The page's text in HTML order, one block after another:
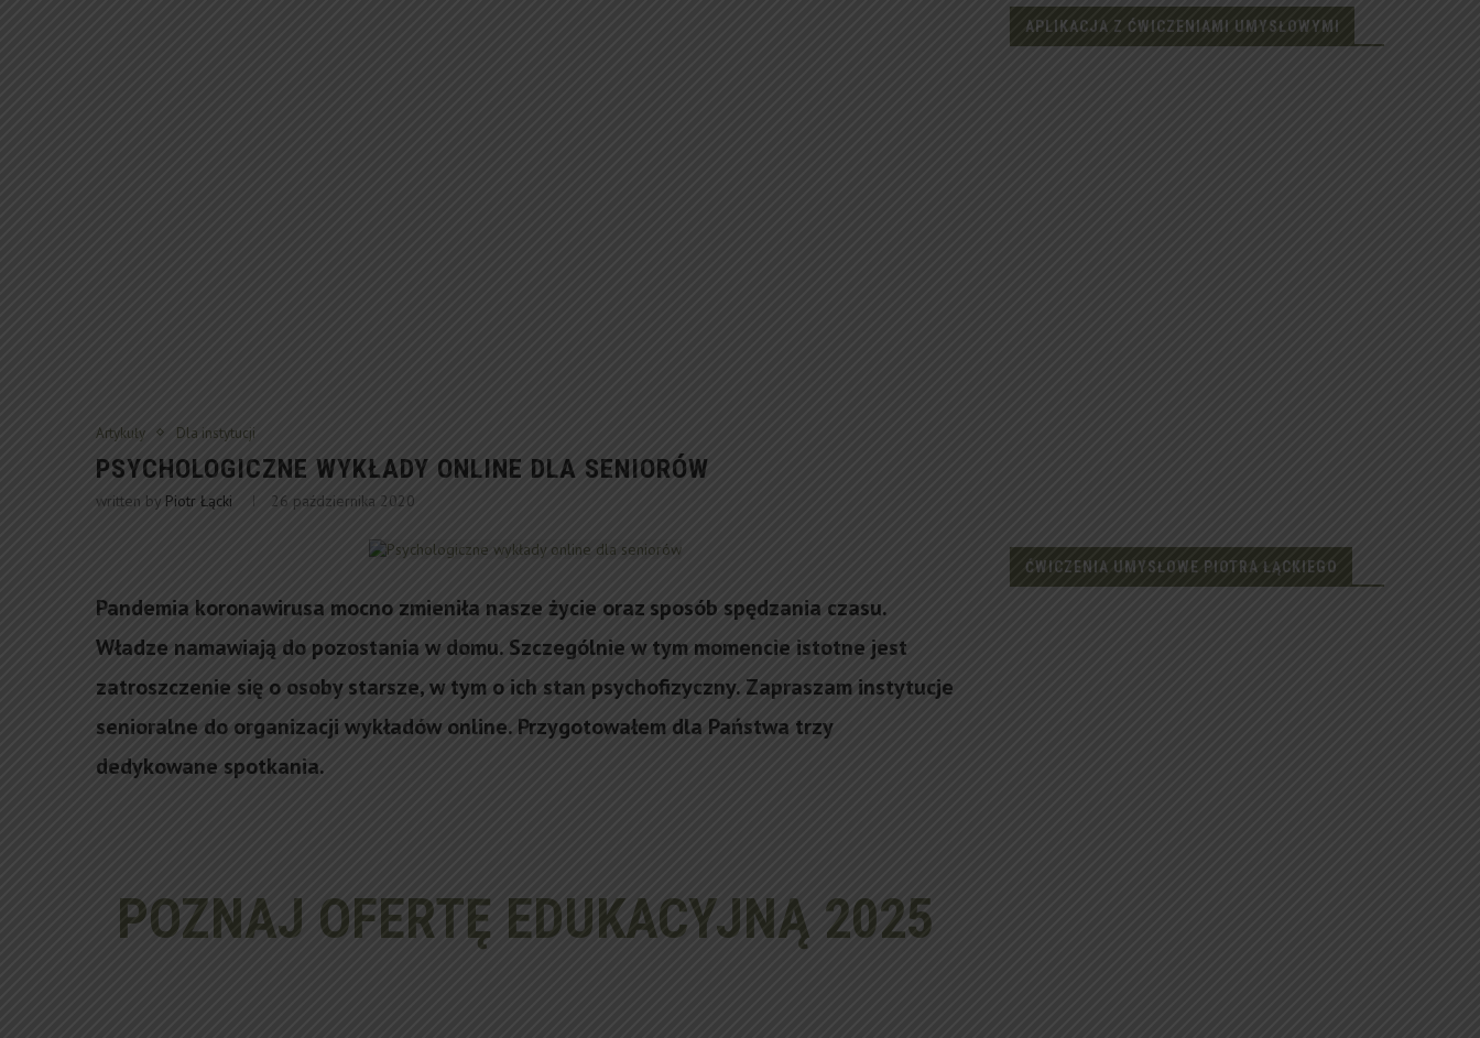
Artykuły Dla instytucji
PSYCHOLOGICZNE WYKŁADY ONLINE DLA SENIORÓW
written by Piotr Łącki 26 października 2020
Pandemia koronawirusa mocno zmieniła nasze życie oraz sposób spędzania czasu.
Władze namawiają do pozostania w domu. Szczególnie w tym momencie istotne jest
zatroszczenie się o osoby starsze, w tym o ich stan psychofizyczny. Zapraszam instytucje
senioralne do organizacji wykładów online. Przygotowałem dla Państwa trzy
dedykowane spotkania.
POZNAJ OFERTĘ EDUKACYJNĄ 2025
APLIKACJA Z ĆWICZENIAMI UMYSŁOWYMI
ĆWICZENIA UMYSŁOWE PIOTRA ŁĄCKIEGO